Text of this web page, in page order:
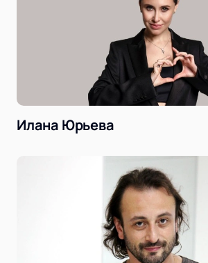
Илана Юрьева